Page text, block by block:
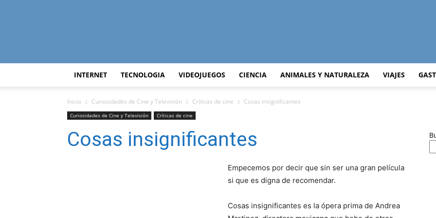
Curiosidades
INTERNET TECNOLOGIA VIDEOJUEGOS CIENCIA ANIMALES Y NATURALEZA VIAJES
Inicio Curiosidades de Cine y Televisión Críticas de cine Cosas insignificantes
Curiosidades de Cine y Televisión Críticas de cine
Cosas insignificantes
Empecemos por decir que sin ser una gran película
si que es digna de recomendar.
Cosas insignificantes es la ópera prima de Andrea